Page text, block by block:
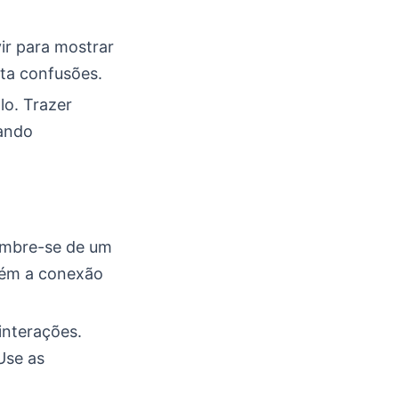
para mostrar
confusões.
Trazer
se de um
a conexão
as